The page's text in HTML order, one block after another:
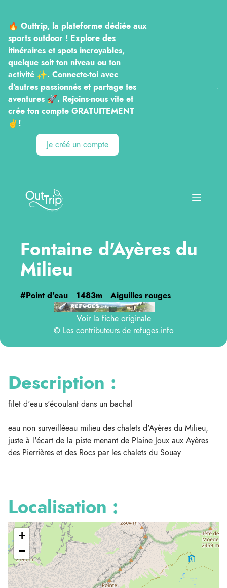
🔥 Outtrip, la plateforme dédiée aux
sports outdoor ! Explore des
itinéraires et spots incroyables,
quelque soit ton niveau ou ton
activité ✨. Connecte-toi avec
d'autres passionnés et partage tes
aventures 🚀. Rejoins-nous vite et
crée ton compte GRATUITEMENT
✌️!
Je créé un compte
Outtrip
Open
Fontaine d'Ayères du
Milieu
#Point d'eau 1483m
Aiguilles rouges
Voir la fiche originale
© Les contributeurs de refuges.info
Description :
filet d'eau s'écoulant dans un bachal
eau non surveilléeau milieu des chalets d'Ayères du Milieu,
juste à l'écart de la piste menant de Plaine Joux aux Ayères
des Pierrières et des Rocs par les chalets du Souay
Localisation :
+
−